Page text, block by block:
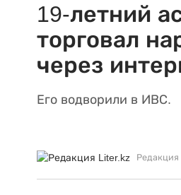
19-летний
торговал
через
Его водворили в ИВС.
Редакция